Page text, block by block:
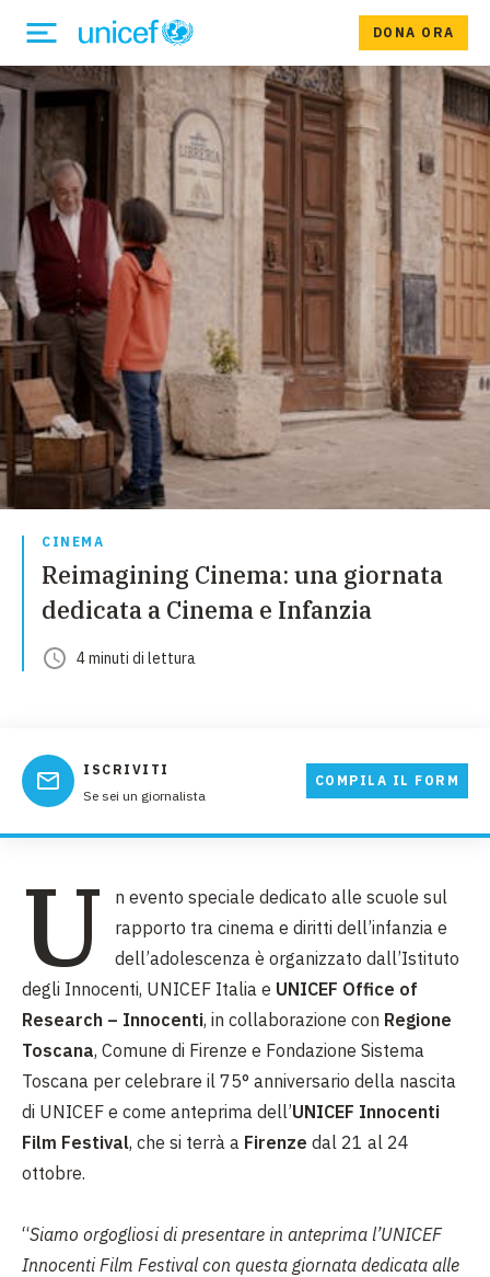
DONA ORA
CINEMA
Reimagining Cinema: una giornata
dedicata a Cinema e Infanzia
4minuti di lettura
ISCRIVITI
Se sei un giornalista
COMPILA IL FORM
U
n evento speciale dedicato alle scuole sul
rapporto tra cinema e diritti dell’infanzia e
dell’adolescenza è organizzato dall’Istituto
degli Innocenti, UNICEF Italia e UNICEF Office of
Research – Innocenti, in collaborazione con Regione
Toscana, Comune di Firenze e Fondazione Sistema
Toscana per celebrare il 75° anniversario della nascita
di UNICEF e come anteprima dell’UNICEF Innocenti
Film Festival, che si terrà a Firenze dal 21 al 24
ottobre.
“Siamo orgogliosi di presentare in anteprima l’UNICEF
Innocenti Film Festival con questa giornata dedicata alle